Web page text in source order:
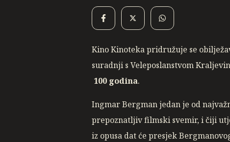
Kino Kinoteka pridružuje se
suradnji s Veleposlanstvom
100 godina.
Ingmar Bergman jedan je od
prepoznatljiv filmski svemir, i čiji
iz opusa dat će presjek